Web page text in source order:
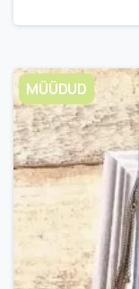
MÜÜDUD